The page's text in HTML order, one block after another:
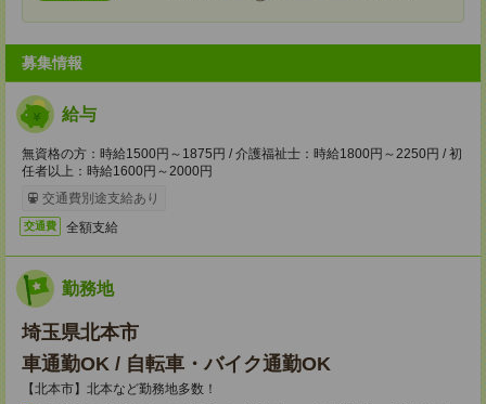
募集情報
給与
無資格の方：時給1500円～1875円 / 介護福祉士：時給1800円～2250円 / 初
任者以上：時給1600円～2000円
交通費別途支給あり
交通費 全額支給
勤務地
埼玉県北本市
車通勤OK / 自転車・バイク通勤OK
【北本市】北本など勤務地多数！